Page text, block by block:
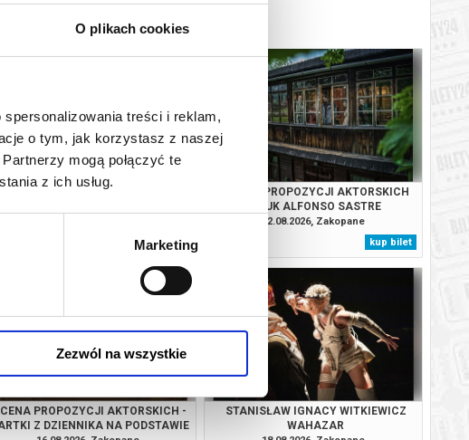
O plikach cookies
spersonalizowania treści i reklam,
o tym, jak korzystasz z naszej
mogą połączyć te
z ich usług.
Marketing
Zezwól na wszystkie
BERLIN NA PODSTAWIE THE
kup bilet
SCENA PROPOZYCJI AKTORSKICH
KRUK ALFONSO SASTRE
12.08.2026, Zakopane
kup bilet
PROPOZYCJI AKTORSKICH -
Z DZIENNIKA NA PODSTAWIE
STANISŁAW IGNACY WITKIEWICZ
WAHAZAR